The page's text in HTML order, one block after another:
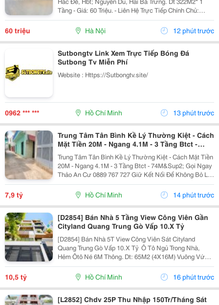
Tầng - Giá: 60 Triệu. - Liên Hệ Trực Tiếp Chính Chủ:
0942854881 - Vỉa Hè Lớn, Mặt Tiền Rộng, Thoáng. - Vị
Trí Ngay Gần Ngã Ba, Khu Đông Dân Cư,...
60 triệu Hà Nội 12 phút trước
Sutbongtv Link Xem Trực Tiếp Bóng Đá
Sutbong Tv Miễn Phí
Website : Https://Sutbongtv.site/
0962 *** *** Hồ Chí Minh 13 phút trước
Trung Tâm Tân Bình Kề Lý Thường Kiệt - Cách
Mặt Tiền 20M - Ngang 4.1M - 3 Tầng Btct -
74M²
Trung Tâm Tân Bình Kề Lý Thường Kiệt - Cách Mặt Tiền
20M - Ngang 4.1M - 3 Tầng Btct - 74M&Sup2; Gọi Ngay
Thảo An Cư 0889 767 727 Giữ Kết Nối Để Không Bỏ Lỡ
Cơ Hội Sở Hữu Tài Sản Giá Tốt Nhất Khu Vực. Bạn
Mua Nhà Để Tích Sản Lâu Dài?...
7,9 tỷ Hồ Chí Minh 14 phút trước
[D2854] Bán Nhà 5 Tầng View Công Viên Gần
Cityland Quang Trung Gò Vấp 10.X Tỷ
[D2854] Bán Nhà 5T View Công Viên Sát Cityland
Quang Trung Gò Vấp 10.X Tỷ ️ Ô Tô Ngủ Trong Nhà,
Hẻm Ôtô Né 6M Thông. Dt: 65M2 (4X16M) Vuông Vức,
Shr Odt. ️ Trệt, Lửng, 2L, St, 4 P.ngủ 5Tolet, Ở Ngay. V.trí
Đẹp, Cách Quang Trung 50M. ⏩ Gọi Điện...
10,5 tỷ Hồ Chí Minh 16 phút trước
[L2852] Chdv 25P Thu Nhập 150Tr/Tháng Sát